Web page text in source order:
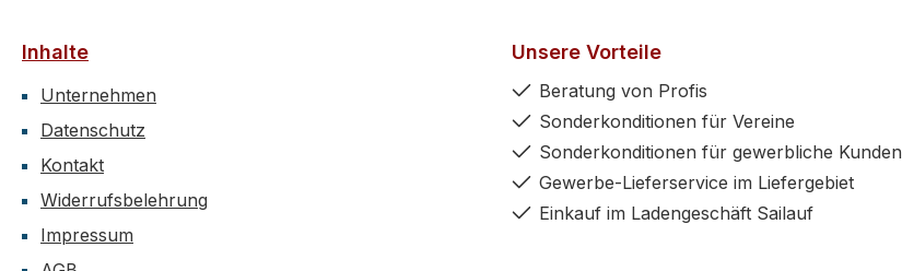
Inhalte
Unternehmen
Datenschutz
Kontakt
Widerrufsbelehrung
Impressum
Unsere Vorteile
Beratung von Profis
Sonderkonditionen für Vereine
Sonderkonditionen für gewerbliche Kunden
Gewerbe-Lieferservice im Liefergebiet
Einkauf im Ladengeschäft Sailauf